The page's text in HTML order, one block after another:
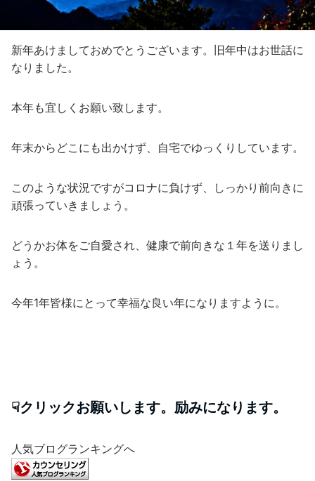
新年あけましておめでとうございます。旧年中はお世話に
なりました。
本年も宜しくお願い致します。
年末からどこにも出かけず、自宅でゆっくりしています。
このような状況ですがコロナに負けず、しっかり前向きに
頑張っていきましょう。
どうかお体をご自愛され、健康で前向きな１年を送りまし
ょう。
今年1年皆様にとって幸福な良い年になりますように。
☟クリックお願いします。励みになります。
人気ブログランキングへ